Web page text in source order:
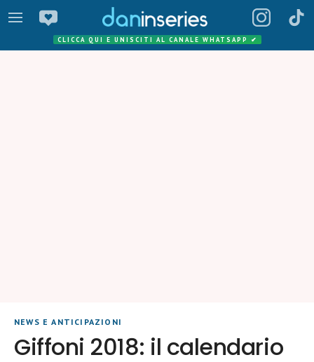
CLICCA QUI E UNISCITI AL CANALE WHATSAPP ✔
NEWS E ANTICIPAZIONI
Giffoni 2018: il calendario